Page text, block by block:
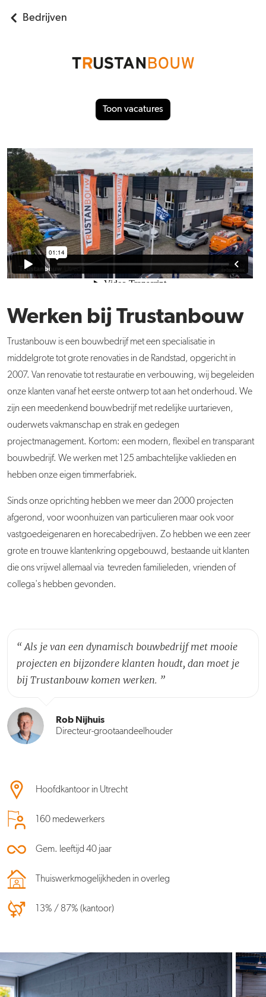
Bedrijven
Toon vacatures
Werken bij Trustanbouw
Trustanbouw is een bouwbedrijf met een specialisatie in
middelgrote tot grote renovaties in de Randstad, opgericht in
2007. Van renovatie tot restauratie en verbouwing, wij begeleiden
onze klanten vanaf het eerste ontwerp tot aan het onderhoud. We
zijn een meedenkend bouwbedrijf met redelijke uurtarieven,
ouderwets vakmanschap en strak en gedegen
projectmanagement. Kortom: een modern, flexibel en transparant
bouwbedrijf. Wewerken met 125 ambachtelijke vaklieden en
hebben onze eigen timmerfabriek.
Sinds onze oprichting hebben we meer dan 2000 projecten
afgerond, voor woonhuizen van particulieren maar ook voor
vastgoedeigenaren en horecabedrijven. Zo hebben we een zeer
grote en trouwe klantenkring opgebouwd, bestaande uit klanten
die ons vrijwel allemaal via tevreden familieleden, vrienden of
collega's hebben gevonden.
“ Als je van een dynamisch bouwbedrijf met mooie
projecten en bijzondere klanten houdt, dan moet je
bij Trustanbouw komen werken. ”
Rob Nijhuis
Directeur-grootaandeelhouder
Hoofdkantoor in Utrecht
160 medewerkers
Gem. leeftijd 40 jaar
Thuiswerkmogelijkheden in overleg
13% / 87% (kantoor)